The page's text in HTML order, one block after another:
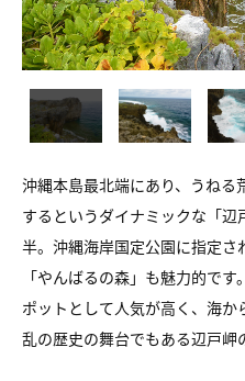
沖縄本島最北端にあり、うね
するというダイナミックな「
半。沖縄海岸国定公園に指定
「やんばるの森」も魅力的で
ポットとして人気が高く、海
乱の歴史の舞台でもある辺戸岬